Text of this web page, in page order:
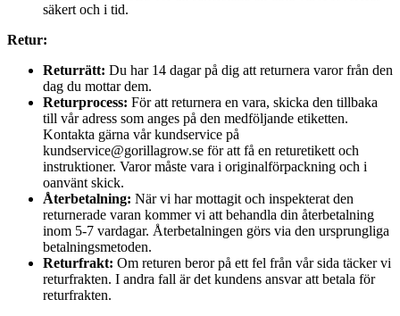
säkert och i tid.
Retur:
Returrätt: Du har 14 dagar på dig att returnera varor från den
dag du mottar dem.
Returprocess: För att returnera en vara, skicka den tillbaka
till vår adress som anges på den medföljande etiketten.
Kontakta gärna vår kundservice på
kundservice@gorillagrow.se för att få en returetikett och
instruktioner. Varor måste vara i originalförpackning och i
oanvänt skick.
Återbetalning: När vi har mottagit och inspekterat den
returnerade varan kommer vi att behandla din återbetalning
inom 5-7 vardagar. Återbetalningen görs via den ursprungliga
betalningsmetoden.
Returfrakt: Om returen beror på ett fel från vår sida täcker vi
returfrakten. I andra fall är det kundens ansvar att betala för
returfrakten.